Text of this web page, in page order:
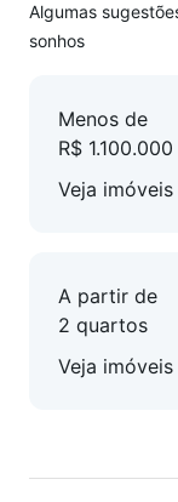
Algumas
sonhos
Menos de
R$ 1.100.000
Veja imóveis
A partir de
2 quartos
Veja imóveis